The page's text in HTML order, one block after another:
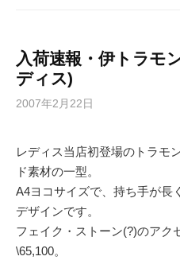
入荷速報・伊トラモ
ディス)
2007年2月22日
レディス当店初登場のトラモ
ド素材の一型。
A4ヨコサイズで、持ち手が長
デザインです。
フェイク・ストーン(?)のアク
\65,100。